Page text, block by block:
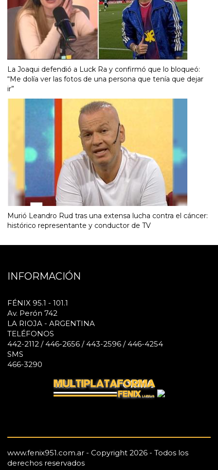
La Joaqui defendió a Luck Ra y confirmó que lo bloqueó:
“Me dolía ver las fotos de una persona que tenía que dejar
ir”
Murió Leandro Rud tras una extensa lucha contra el cáncer:
histórico representante y conductor de TV
INFORMACIÓN
FÉNIX 95.1 - 101.1
Av. Perón 742
LA RIOJA - ARGENTINA
TELÉFONOS
442-2112 / 446-2656 / 443-2596 / 446-4254
SMS
466-3290
www.fenix951.com.ar - Copyright 2026 - Todos los
derechos reservados